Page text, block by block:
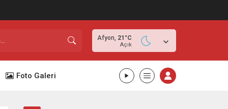
Afyon, 21 °C
Açık
Foto Galeri